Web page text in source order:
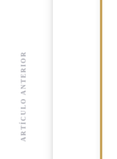
ARTÍCULO ANTERIOR